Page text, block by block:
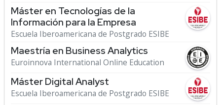
Máster en Tecnologías de la
Información para la Empresa
Escuela Iberoamericana de Postgrado ESIBE
Maestría en Business Analytics
Euroinnova International Online Education
Máster Digital Analyst
Escuela Iberoamericana de Postgrado ESIBE